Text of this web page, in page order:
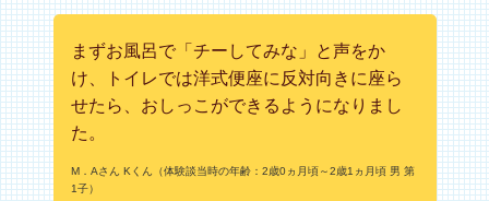
まずお風呂で「チーしてみな」と声をか
け、トイレでは洋式便座に反対向きに座ら
せたら、おしっこができるようになりまし
た。
M．Aさん Kくん（体験談当時の年齢：2歳0ヵ月頃～2歳1ヵ月頃 男 第
1子）